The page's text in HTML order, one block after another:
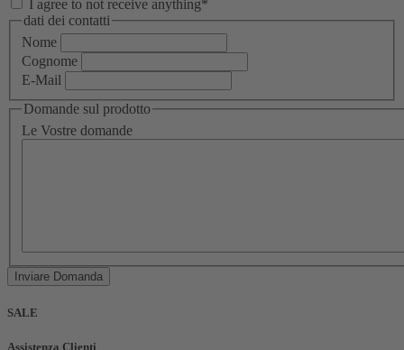
I agree to not receive anything*
dati dei contatti
Nome
Cognome
E-Mail
Domande sul prodotto
Le Vostre domande
Inviare Domanda
SALE
Assistenza Clienti